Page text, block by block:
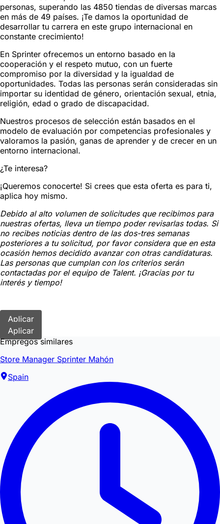
personas, superando las 4850 tiendas de diversas marcas
en más de 49 países. ¡Te damos la oportunidad de
desarrollar tu carrera en este grupo internacional en
constante crecimiento!
En Sprinter ofrecemos un entorno basado en la
cooperación y el respeto mutuo, con un fuerte
compromiso por la diversidad y la igualdad de
oportunidades. Todas las personas serán consideradas sin
importar su identidad de género, orientación sexual, etnia,
religión, edad o grado de discapacidad.
Nuestros procesos de selección están basados en el
modelo de evaluación por competencias profesionales y
valoramos la pasión, ganas de aprender y de crecer en un
entorno internacional.
¿Te interesa?
¡Queremos conocerte! Si crees que esta oferta es para ti,
aplica hoy mismo.
Debido al alto volumen de solicitudes que recibimos para
nuestras ofertas, lleva un tiempo poder revisarlas todas. Si
no recibes noticias dentro de las dos-tres semanas
posteriores a tu solicitud, por favor considera que en esta
ocasión hemos decidido avanzar con otras candidaturas.
Las personas que cumplan con los criterios serán
contactadas por el equipo de Talent. ¡Gracias por tu
interés y tiempo!
Aplicar
Aplicar
Empregos similares
Store Manager Sprinter Mahón
Spain